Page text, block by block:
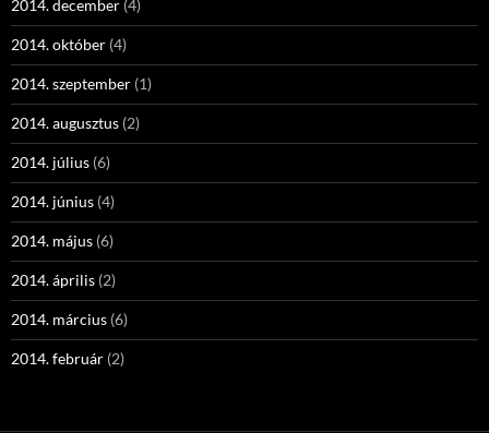
2014. december (4)
2014. október (4)
2014. szeptember (1)
2014. augusztus (2)
2014. július (6)
2014. június (4)
2014. május (6)
2014. április (2)
2014. március (6)
2014. február (2)